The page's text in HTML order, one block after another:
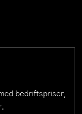
bedriftspriser,